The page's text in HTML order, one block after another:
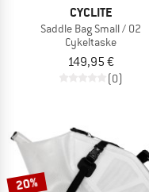
CYCLITE
Saddle Bag Small / 02
Cykeltaske
149,95 €
(0)
20%